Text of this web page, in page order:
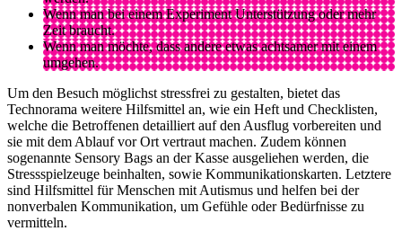
Wenn man bei einem Experiment Unterstützung oder mehr
Zeit braucht.
Wenn man möchte, dass andere etwas achtsamer mit einem
umgehen.
Um den Besuch möglichst stressfrei zu gestalten, bietet das
Technorama weitere Hilfsmittel an, wie ein Heft und Checklisten,
welche die Betroffenen detailliert auf den Ausflug vorbereiten und
sie mit dem Ablauf vor Ort vertraut machen. Zudem können
sogenannte Sensory Bags an der Kasse ausgeliehen werden, die
Stressspielzeuge beinhalten, sowie Kommunikationskarten. Letztere
sind Hilfsmittel für Menschen mit Autismus und helfen bei der
nonverbalen Kommunikation, um Gefühle oder Bedürfnisse zu
vermitteln.